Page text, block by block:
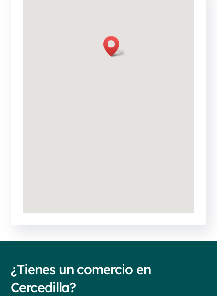
¿Tienes un comercio en
Cercedilla?